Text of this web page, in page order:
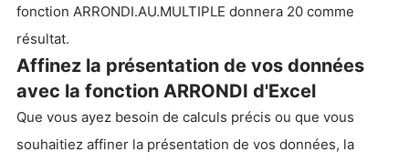
fonction ARRONDI.AU.MULTIPLE donnera 20 comme
résultat.
Affinez la présentation de vos données
avec la fonction ARRONDI d'Excel
Que vous ayez besoin de calculs précis ou que vous
souhaitiez affiner la présentation de vos données, la